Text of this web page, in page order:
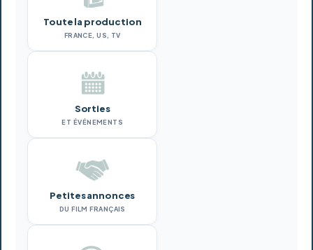
Toute la production
FRANCE, US, TV
Sorties
ET ÉVÉNEMENTS
Petites annonces
DU FILM FRANÇAIS